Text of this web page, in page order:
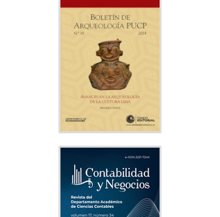
ARQUEOLOGÍA PUCP
Tema:
Editado por:
Departamento
de Humanidades
Indexado
NEGOCIOS
Tema:
Administración,
Editado por:
Departamento
de Ciencias Contables